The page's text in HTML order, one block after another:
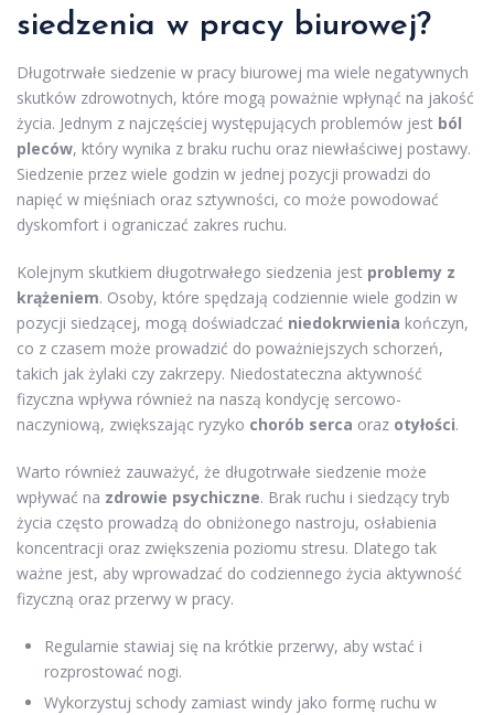
siedzenia w pracy biurowej?
Długotrwałe siedzenie w pracy biurowej ma wiele negatywnych
skutków zdrowotnych, które mogą poważnie wpłynąć na jakość
życia. Jednym z najczęściej występujących problemów jest ból
pleców, który wynika z braku ruchu oraz niewłaściwej postawy.
Siedzenie przez wiele godzin w jednej pozycji prowadzi do
napięć w mięśniach oraz sztywności, co może powodować
dyskomfort i ograniczać zakres ruchu.
Kolejnym skutkiem długotrwałego siedzenia jest problemy z
krążeniem. Osoby, które spędzają codziennie wiele godzin w
pozycji siedzącej, mogą doświadczać niedokrwienia kończyn,
co z czasem może prowadzić do poważniejszych schorzeń,
takich jak żylaki czy zakrzepy. Niedostateczna aktywność
fizyczna wpływa również na naszą kondycję sercowo-
naczyniową, zwiększając ryzyko chorób serca oraz otyłości.
Warto również zauważyć, że długotrwałe siedzenie może
wpływać na zdrowie psychiczne. Brak ruchu i siedzący tryb
życia często prowadzą do obniżonego nastroju, osłabienia
koncentracji oraz zwiększenia poziomu stresu. Dlatego tak
ważne jest, aby wprowadzać do codziennego życia aktywność
fizyczną oraz przerwy w pracy.
Regularnie stawiaj się na krótkie przerwy, aby wstać i
rozprostować nogi.
Wykorzystuj schody zamiast windy jako formę ruchu w